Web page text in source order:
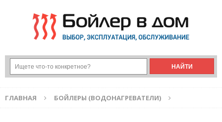
ГЛАВНАЯ БОЙЛЕРЫ (ВОДОНАГРЕВАТЕЛИ)